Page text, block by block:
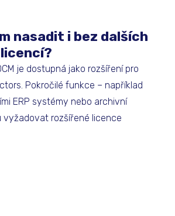
nasadit i bez dalších
je dostupná jako rozšíření pro
Pokročilé funkce – například
ERP systémy nebo archivní
vyžadovat rozšířené licence